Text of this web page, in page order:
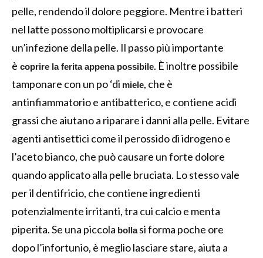
pelle, rendendo il dolore peggiore. Mentre i batteri
nel latte possono moltiplicarsi e provocare
un’infezione della pelle. Il passo più importante
è coprire la ferita appena possibile. È inoltre possibile
tamponare con un po ‘di miele, che è
antinfiammatorio e antibatterico, e contiene acidi
grassi che aiutano a riparare i danni alla pelle. Evitare
agenti antisettici come il perossido di idrogeno e
l’aceto bianco, che può causare un forte dolore
quando applicato alla pelle bruciata. Lo stesso vale
per il dentifricio, che contiene ingredienti
potenzialmente irritanti, tra cui calcio e menta
piperita. Se una piccola bollasi forma poche ore
dopo l’infortunio, è meglio lasciare stare, aiuta a